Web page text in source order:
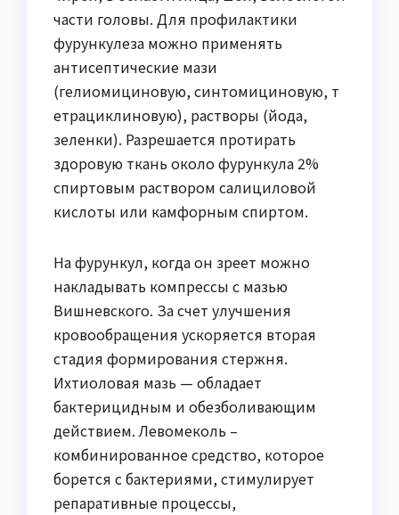
части головы. Для профилактики
фурункулеза можно применять
антисептические мази
(гелиомициновую, синтомициновую, т
етрациклиновую), растворы (йода,
зеленки). Разрешается протирать
здоровую ткань около фурункула 2%
спиртовым раствором салициловой
кислоты или камфорным спиртом.
На фурункул, когда он зреет можно
накладывать компрессы с мазью
Вишневского. За счет улучшения
кровообращения ускоряется вторая
стадия формирования стержня.
Ихтиоловая мазь — обладает
бактерицидным и обезболивающим
действием. Левомеколь –
комбинированное средство, которое
борется с бактериями, стимулирует
репаративные процессы,